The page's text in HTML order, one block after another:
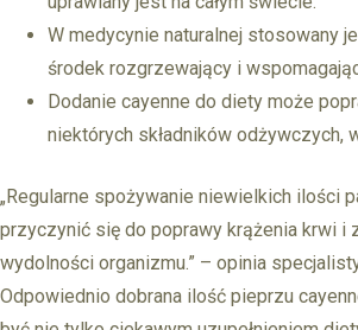
W medycynie naturalnej stosowany
środek rozgrzewający i
Dodanie cayenne do diety może
niektórych składników odżywczych,
„Regularne spożywanie niewielkich ilości
przyczynić się do poprawy krążenia krwi i
wydolności organizmu.” – opinia
Odpowiednio dobrana ilość pieprzu